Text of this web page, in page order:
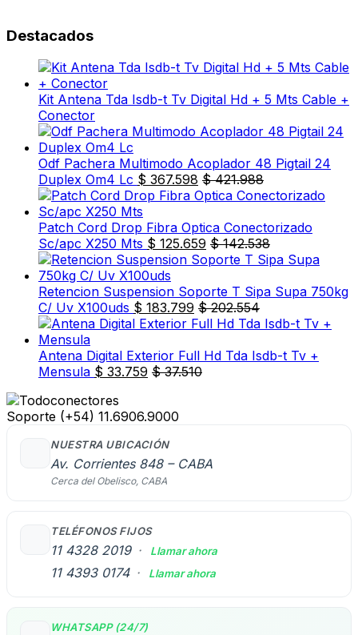
Destacados
Kit Antena Tda Isdb-t Tv Digital Hd + 5 Mts Cable +
Conector
Odf Pachera Multimodo Acoplador 48 Pigtail 24
Duplex Om4 Lc $ 367.598 $421.988
Patch Cord Drop Fibra Optica Conectorizado
Sc/apc X250 Mts $ 125.659 $142.538
Retencion Suspension Soporte T Sipa Supa 750kg
C/ Uv X100uds $ 183.799 $202.554
Antena Digital Exterior Full Hd Tda Isdb-t Tv +
Mensula $ 33.759 $37.510
Soporte (+54) 11.6906.9000
NUESTRA UBICACIÓN
Av. Corrientes 848 – CABA
Cerca del Obelisco, CABA
TELÉFONOS FIJOS
11 4328 2019 · Llamar ahora
11 4393 0174 · Llamar ahora
WHATSAPP (24/7)